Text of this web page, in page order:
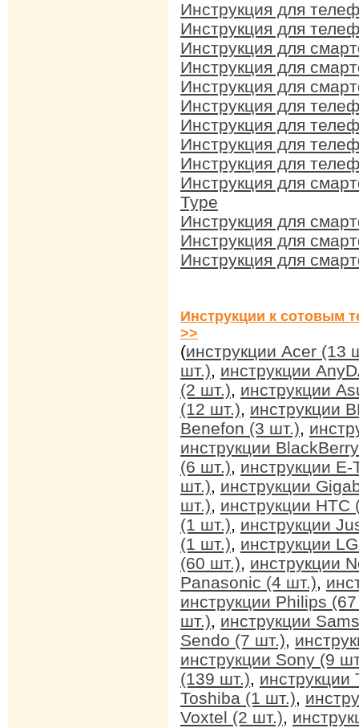
Инструкция для
Инструкция для
Инструкция для
Инструкция для
Инструкция для
Инструкция для
Инструкция для
Инструкция для
Инструкция для
Инструкция для
Type
Инструкция для
Инструкция для
Инструкция для
Инструкции к сотовым
>>
(инструкции Acer (13
шт.), инструкции
(2 шт.), инструкции
(12 шт.), инструкции
Benefon (3 шт.),
инструкции
(6 шт.), инструкции
шт.), инструкции
шт.), инструкции HTC
(1 шт.), инструкции
(1 шт.), инструкции
(60 шт.), инструкции
Panasonic (4 шт.),
инструкции Philips
шт.), инструкции
Sendo (7 шт.),
инструкции Sony (9
(139 шт.), инструкции
Toshiba (1 шт.),
Voxtel (2 шт.),